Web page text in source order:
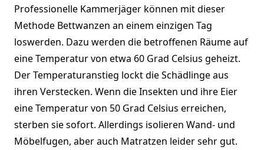
Professionelle Kammerjäger können mit dieser
Methode Bettwanzen an einem einzigen Tag
loswerden. Dazu werden die betroffenen Räume auf
eine Temperatur von etwa 60 Grad Celsius geheizt.
Der Temperaturanstieg lockt die Schädlinge aus
ihren Verstecken. Wenn die Insekten und ihre Eier
eine Temperatur von 50 Grad Celsius erreichen,
sterben sie sofort. Allerdings isolieren Wand- und
Möbelfugen, aber auch Matratzen leider sehr gut.